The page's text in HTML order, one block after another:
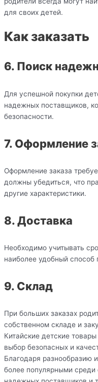
для своих детей.
Как заказать
6. Поиск
Для успешной покупки
надежных поставщиков,
безопасности.
7. Оформление
Оформление заказа
должны убедиться, что
другие характеристики.
8. Доставка
Необходимо учитывать
наиболее удобный способ
9. Склад
При больших заказах
собственном складе и
Китайские детские
выбор безопасных и
Благодаря разнообразию
более популярными